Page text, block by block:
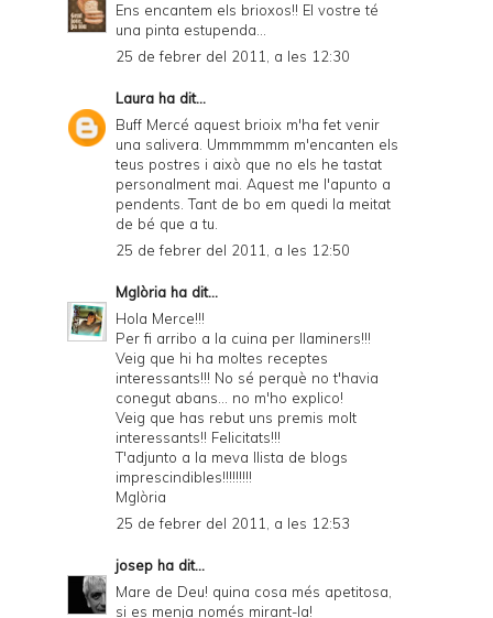
Ens encantem els brioxos!! El vostre té
una pinta estupenda...
25 de febrer del 2011, a les 12:30
Laura ha dit...
Buff Mercé aquest brioix m'ha fet venir
una salivera. Ummmmmm m'encanten els
teus postres i això que no els he tastat
personalment mai. Aquest me l'apunto a
pendents. Tant de bo em quedi la meitat
de bé que a tu.
25 de febrer del 2011, a les 12:50
Mglòria ha dit...
Hola Merce!!!
Per fi arribo a la cuina per llaminers!!!
Veig que hi ha moltes receptes
interessants!!! No sé perquè no t'havia
conegut abans... no m'ho explico!
Veig que has rebut uns premis molt
interessants!! Felicitats!!!
T'adjunto a la meva llista de blogs
imprescindibles!!!!!!!!!
Mglòria
25 de febrer del 2011, a les 12:53
josep ha dit...
Mare de Deu! quina cosa més apetitosa,
si es menja només mirant-la!